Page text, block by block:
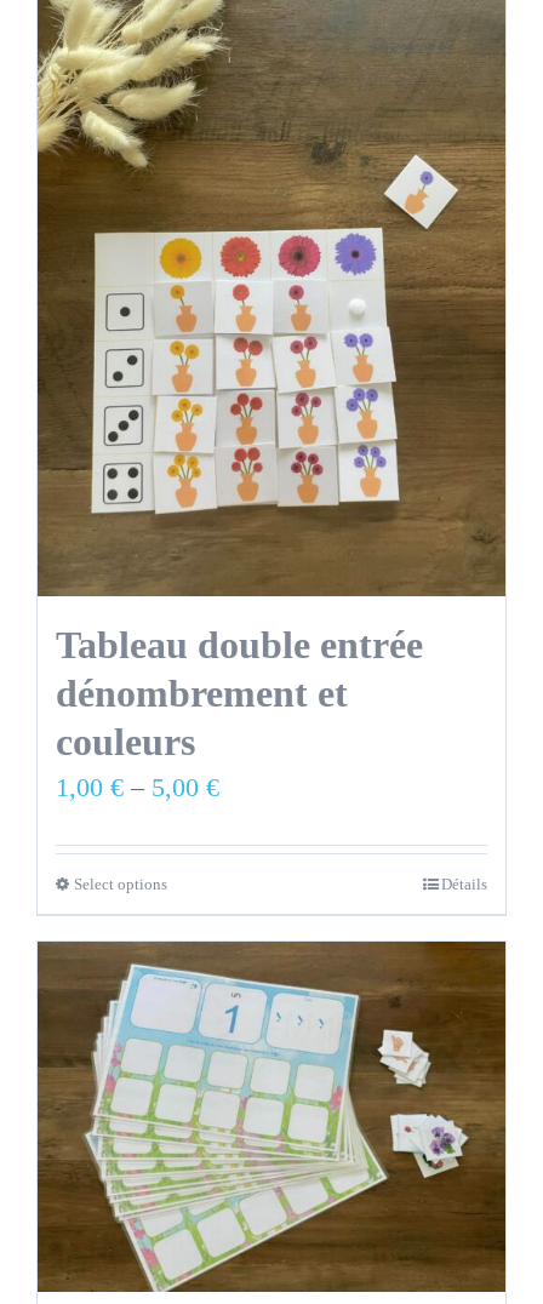
Tableau double entrée
dénombrement et
couleurs
1,00 €– 5,00 €
Select options Détails